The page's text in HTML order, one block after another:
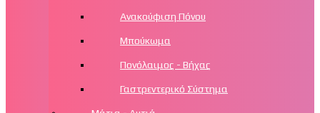
Ανακούφιση Πόνου
Μπούκωμα
Πονόλαιμος - Βήχας
Γαστρεντερικό Σύστημα